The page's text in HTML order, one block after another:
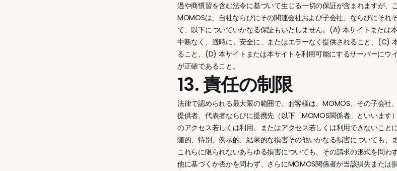
過や商慣習を含む法令に基づいて生じる一切の保証が含まれますが、
MOMOSは、自社ならびにその関連会社および子会社、ならびにそ
て、以下についていかなる保証もいたしません。(A) 本サイトまた
中断なく、適時に、安全に、またはエラーなく提供されること、(C)
ること、(D) 本サイトまたは本サイトを利用可能にするサーバーに
が正確であること。
13. 責任の制限
法律で認められる最大限の範囲で、お客様は、MOMOS、その子会
提供者、代表者ならびに提携先（以下「MOMOS関係者」といいま
のアクセス若しくは利用、またはアクセス若しくは利用できないこ
随的、特別、例示的、結果的な損害その他いかなる損害についても
これらに限られないあらゆる損害についても、その請求の形式を問
他に基づくか否かを問わず、さらにMOMOS関係者が当該損失また